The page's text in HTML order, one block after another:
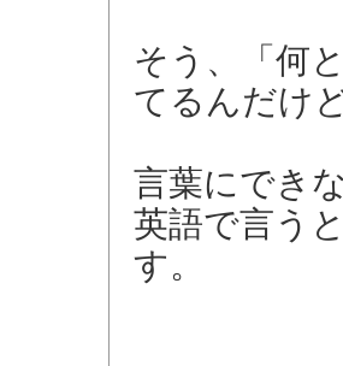
そう、「何
てるんだけ
言葉にでき
英語で言う
す。